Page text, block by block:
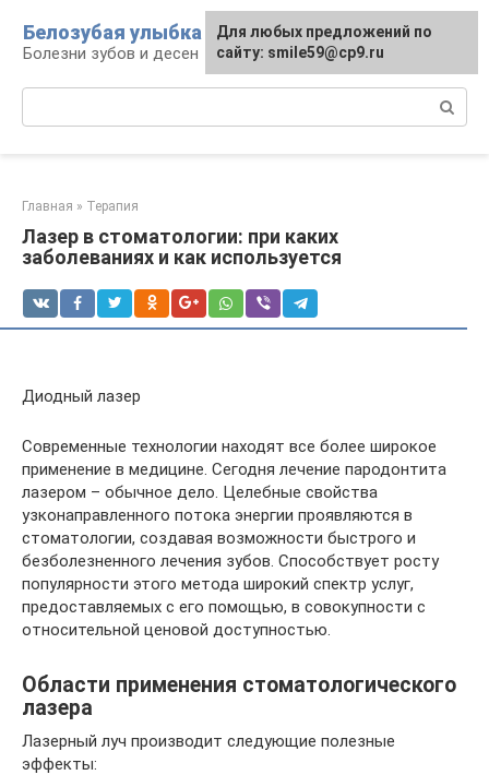
контенту
Белозубая улыбка
Болезни зубов и десен
Главная » Терапия
Лазер в стоматологии: при каких
заболеваниях и как используется
Диодный лазер
Современные технологии находят все более широкое
применение в медицине. Сегодня лечение пародонтита
лазером – обычное дело. Целебные свойства
узконаправленного потока энергии проявляются в
стоматологии, создавая возможности быстрого и
безболезненного лечения зубов. Способствует росту
популярности этого метода широкий спектр услуг,
предоставляемых с его помощью, в совокупности с
относительной ценовой доступностью.
Области применения стоматологического
лазера
Лазерный луч производит следующие полезные
эффекты:
Для любых предложений по
сайту: smile59@cp9.ru